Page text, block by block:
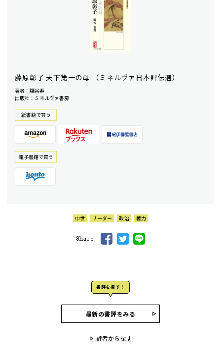
藤原彰子 天下第一の母 （ミネルヴァ日本評伝選）
著者：朧谷寿
出版社：ミネルヴァ書房
紙書籍で買う
電⼦書籍で買う
中世 リーダー 政治 権力
Share
書評を探す！
最新の書評をみる
評者から探す